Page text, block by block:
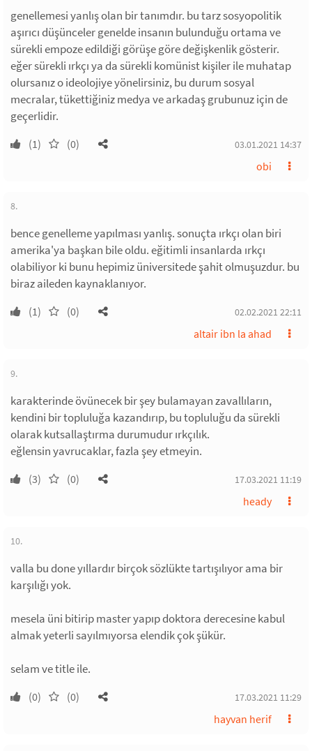
genellemesi yanlış olan bir tanımdır. bu tarz sosyopolitik
aşırıcı düşünceler genelde insanın bulunduğu ortama ve
sürekli empoze edildiği görüşe göre değişkenlik gösterir.
eğer sürekli ırkçı ya da sürekli komünist kişiler ile muhatap
olursanız o ideolojiye yönelirsiniz, bu durum sosyal
mecralar, tükettiğiniz medya ve arkadaş grubunuz için de
geçerlidir.
(1) (0) 03.01.2021 14:37
obi
8.
bence genelleme yapılması yanlış. sonuçta ırkçı olan biri
amerika'ya başkan bile oldu. eğitimli insanlarda ırkçı
olabiliyor ki bunu hepimiz üniversitede şahit olmuşuzdur. bu
biraz aileden kaynaklanıyor.
(1) (0) 02.02.2021 22:11
altair ibn la ahad
9.
karakterinde övünecek bir şey bulamayan zavallıların,
kendini bir topluluğa kazandırıp, bu topluluğu da sürekli
olarak kutsallaştırma durumudur ırkçılık.
eğlensin yavrucaklar, fazla şey etmeyin.
(3) (0) 17.03.2021 11:19
heady
10.
valla bu done yıllardır birçok sözlükte tartışılıyor ama bir
karşılığı yok.
mesela üni bitirip master yapıp doktora derecesine kabul
almak yeterli sayılmıyorsa elendik çok şükür.
selam ve title ile.
(0) (0) 17.03.2021 11:29
hayvan herif